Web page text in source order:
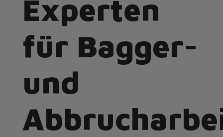
Experten
für Bagger-
und